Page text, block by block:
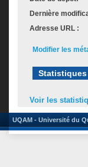
Dernière
Adresse URL :
Modifier les
Statistiques
Voir les
UQAM - Université du